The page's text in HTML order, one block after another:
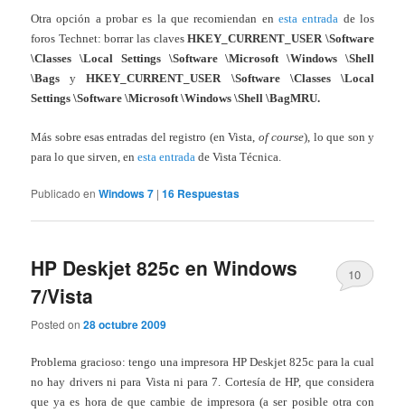
Otra opción a probar es la que recomiendan en esta entrada de los
foros Technet: borrar las clavesHKEY_CURRENT_USER \Software
\Classes \Local Settings \Software \Microsoft \Windows \Shell
\Bags yHKEY_CURRENT_USER \Software \Classes \Local
Settings \Software \Microsoft \Windows \Shell \BagMRU.
Más sobre esas entradas del registro (en Vista, of course), lo que son y
para lo que sirven, enesta entrada de Vista Técnica.
Publicado en Windows 7 |16 Respuestas
HP Deskjet 825c en Windows
7/Vista
Posted on28 octubre 2009
10
Problema gracioso: tengo una impresora HP Deskjet 825c para la cual
no hay drivers ni para Vista ni para 7. Cortesía de HP, que considera
que ya es hora de que cambie de impresora (a ser posible otra con